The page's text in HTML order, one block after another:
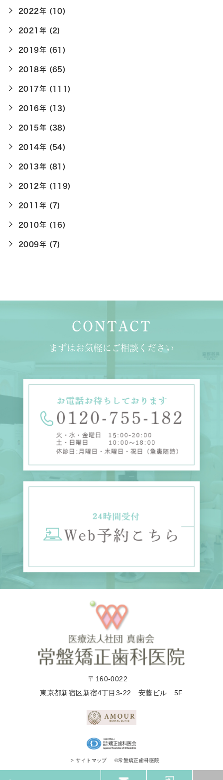
2022年 (10)
2021年 (2)
2019年 (61)
2018年 (65)
2017年 (111)
2016年 (13)
2015年 (38)
2014年 (54)
2013年 (81)
2012年 (119)
2011年 (7)
2010年 (16)
2009年 (7)
CONTACT
まずはお気軽にご相談ください
〒160-0022
東京都新宿区新宿4丁目3-22 安藤ビル 5F
> サイトマップ ©常盤矯正歯科医院